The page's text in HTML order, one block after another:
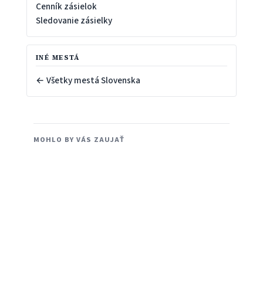
Cenník zásielok
Sledovanie zásielky
INÉ MESTÁ
← Všetky mestá Slovenska
MOHLO BY VÁS ZAUJAŤ